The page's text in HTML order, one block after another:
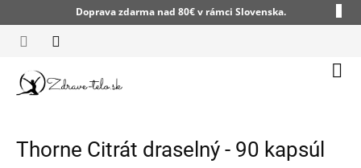
na
obsah
Doprava zdarma nad 80€ v rámci Slovenska.
Thorne Citrát draselný - 90 kapsúl